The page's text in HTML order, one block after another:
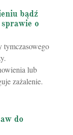
bądź
sprawie o
tymczasowego
lub
zażalenie.
do